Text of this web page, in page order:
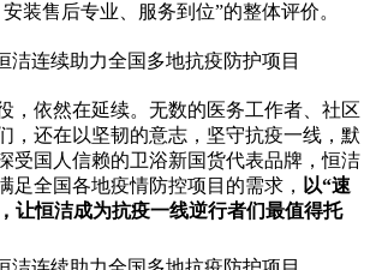
装售后专业、服务到位”的整体评价。
，依然在延续。无数的医务工作者、社区
，还在以坚韧的意志，坚守抗疫一线，默
受国人信赖的卫浴新国货代表品牌，恒洁
足全国各地疫情防控项目的需求， 以“速
让恒洁成为抗疫一线逆行者们最值得托